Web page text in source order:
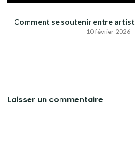
Comment se soutenir entre
10 février 2026
Laisser un commentaire